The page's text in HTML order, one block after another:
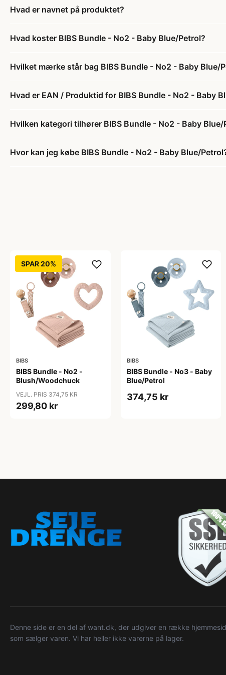
Hvad er navnet på produktet?
Hvad koster BIBS Bundle - No2 - Baby Blue/Petrol?
Hvilket mærke står bag BIBS Bundle - No2 - Baby Blue/
Hvad er EAN / Produktid for BIBS Bundle - No2 - Baby
Hvilken kategori tilhører BIBS Bundle - No2 - Baby Blue/
Hvor kan jeg købe BIBS Bundle - No2 - Baby Blue/
SPAR 20%
BIBS
BIBS Bundle - No2 -
Blush/Woodchuck
VEJL. PRIS 374,75 KR
299,80 kr
BIBS
BIBS Bundle - No3 - Baby
Blue/Petrol
374,75 kr
Denne side er en del af want.dk, der udgiver en række
som sælger varen. Vi har heller ikke varerne på lager.